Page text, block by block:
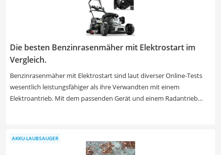
Die besten Benzinrasenmäher mit Elektrostart im
Vergleich.
Benzinrasenmäher mit Elektrostart sind laut diverser Online-Tests
wesentlich leistungsfähiger als ihre Verwandten mit einem
Elektroantrieb. Mit dem passenden Gerät und einem Radantrieb
Benzinrasenmäher, der zu Ihren Aufgaben passt. Die jeweilige
AKKU-LAUBSAUGER